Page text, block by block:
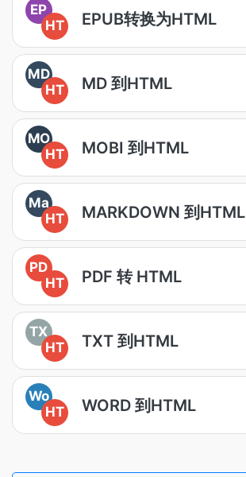
EP
HT
EPUB转换为HTML
MD
HT
MD 到HTML
MO
HT
MOBI 到HTML
Ma
HT
MARKDOWN 到HTML
PD
HT
PDF 转 HTML
TX
HT
TXT 到HTML
Wo
HT
WORD 到HTML